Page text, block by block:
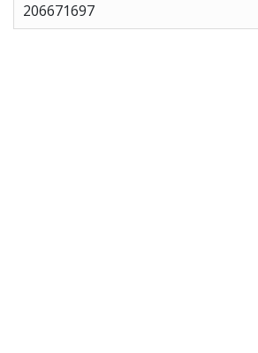
206671697